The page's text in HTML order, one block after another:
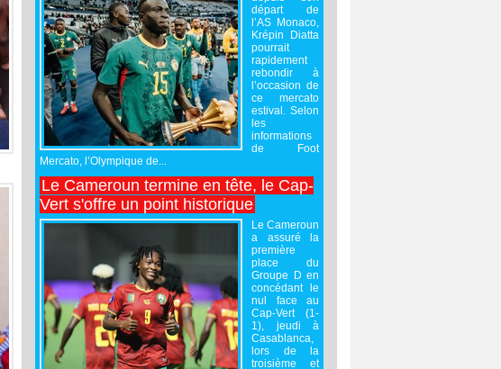
départ de
l’AS Monaco,
Krépin Diatta
pourrait
rapidement
rebondir à
l’occasion de
ce mercato
estival. Selon
les
informations
de Foot
Mercato, l’Olympique de...
Le Cameroun termine en tête, le Cap-
Vert s'offre un point historique
Le Cameroun
a assuré la
première
place du
Groupe D en
concédant le
nul face au
Cap-Vert (1-
1), jeudi à
Casablanca,
lors de la
troisième et